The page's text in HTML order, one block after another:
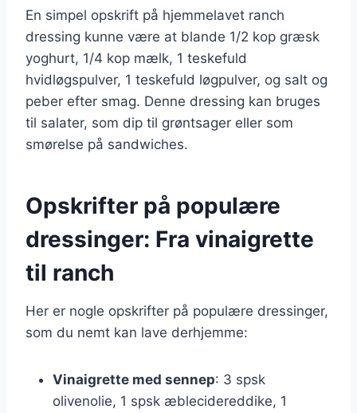
En simpel opskrift på hjemmelavet ranch
dressing kunne være at blande 1/2 kop græsk
yoghurt, 1/4 kop mælk, 1 teskefuld
hvidløgspulver, 1 teskefuld løgpulver, og salt og
peber efter smag. Denne dressing kan bruges
til salater, som dip til grøntsager eller som
smørelse på sandwiches.
Opskrifter på populære
dressinger: Fra vinaigrette
til ranch
Her er nogle opskrifter på populære dressinger,
som du nemt kan lave derhjemme:
Vinaigrette med sennep: 3 spsk
olivenolie, 1 spsk æblecidereddike, 1